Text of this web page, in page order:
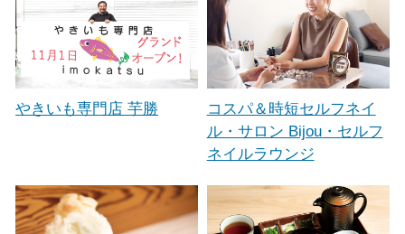
やきいも専門店 芋勝
コスパ＆時短セルフネイ
ル・サロン Bijou・セルフ
ネイルラウンジ